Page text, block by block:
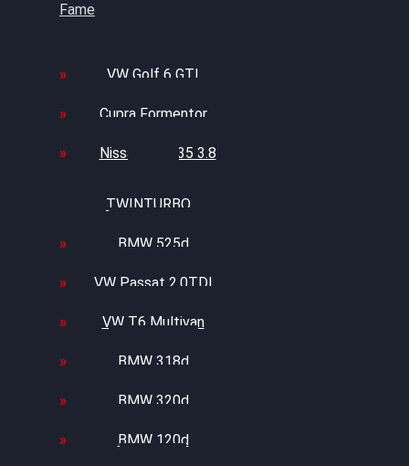
Fame
VW Golf 6 GTI
Cupra Formentor
Nissan GT-R35 3.8
TWINTURBO
BMW 525d
VW Passat 2.0TDI
VW T6 Multivan
BMW 318d
BMW 320d
BMW 120d